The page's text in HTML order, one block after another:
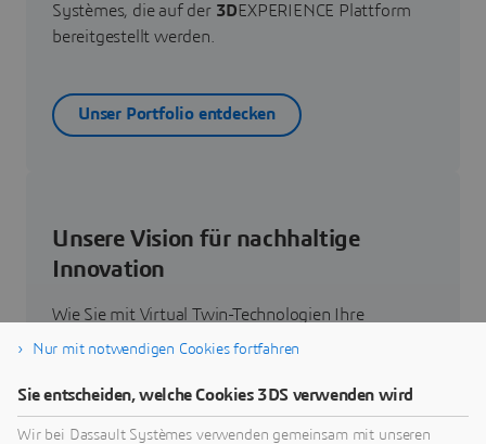
Systèmes, die auf der 3DEXPERIENCE Plattform
bereitgestellt werden.
Unser Portfolio entdecken
Unsere Vision für nachhaltige
Innovation
Wie Sie mit Virtual Twin-Technologien Ihre
Produkte, Prozesse und sogar Geschäftsmodelle
Innovationen zu entwickeln.
Nur mit notwendigen Cookies fortfahren
Sie entscheiden, welche Cookies 3DS verwenden wird
Wir bei Dassault Systèmes verwenden gemeinsam mit unseren